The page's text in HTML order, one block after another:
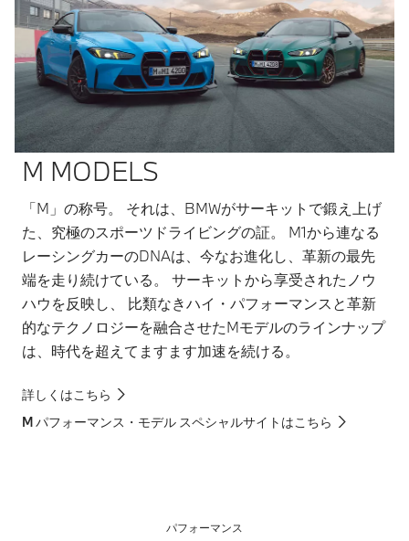
M MODELS
「M」の称号。 それは、BMWがサーキットで鍛え上げ
た、究極のスポーツドライビングの証。 M1から連なる
レーシングカーのDNAは、今なお進化し、革新の最先
端を走り続けている。 サーキットから享受されたノウ
ハウを反映し、 比類なきハイ・パフォーマンスと革新
的なテクノロジーを融合させたMモデルのラインナップ
は、時代を超えてますます加速を続ける。
詳しくはこちら
M パフォーマンス・モデル スペシャルサイトはこちら
パフォーマンス